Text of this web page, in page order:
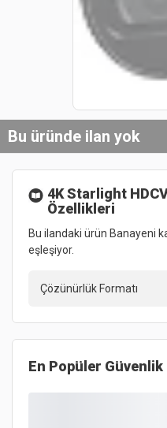
Bu üründe ilan yok
4K Starlight
Özellikleri
Bu ilandaki ürün Banayeni
eşleşiyor.
Çözünürlük Formatı
En Popüler Güvenlik